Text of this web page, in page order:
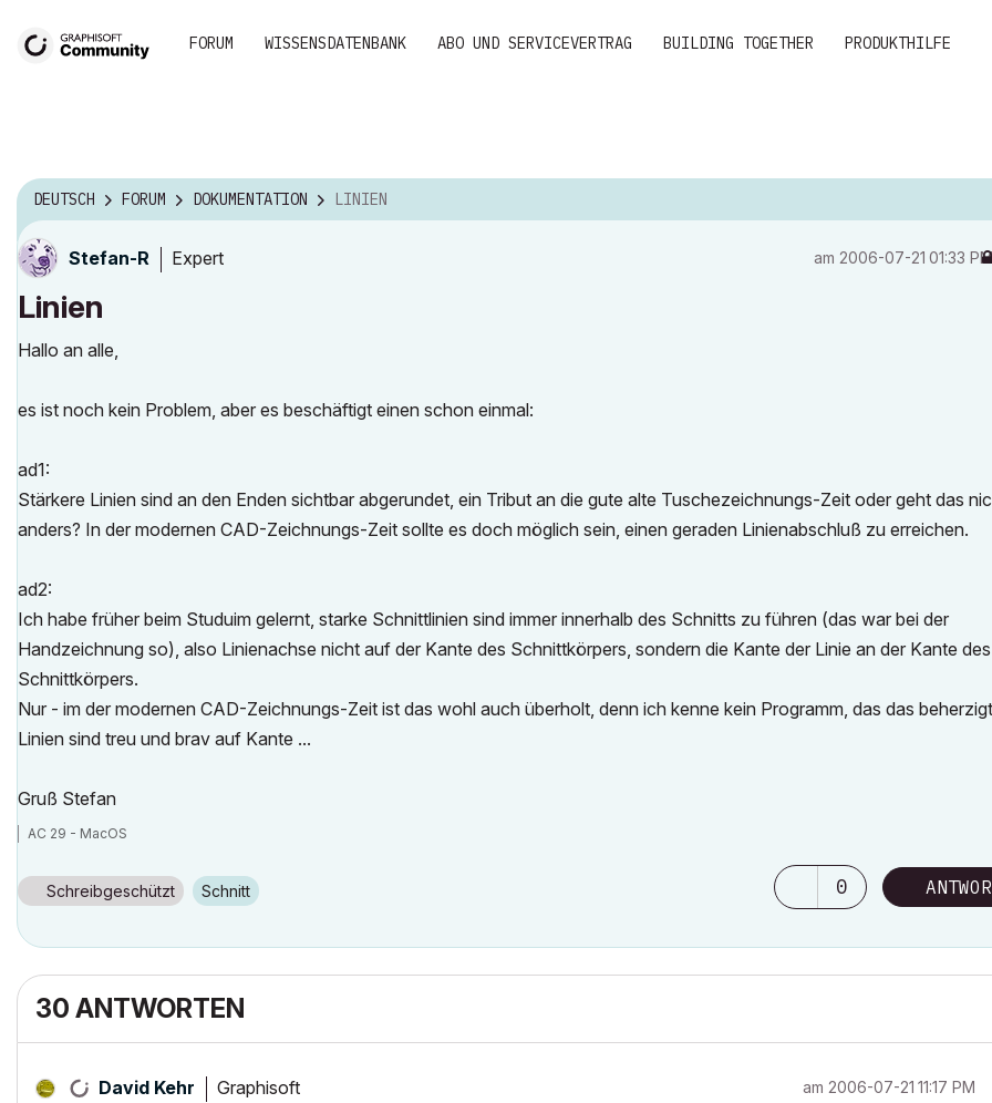
FORUM WISSENSDATENBANK ABO UND SERVICEVERTRAG BUILDING TOGETHER PRODUKTHILFE
DEUTSCH FORUM DOKUMENTATION LINIEN
Stefan-R Expert am ‎2006-07-21 01:33 PM
Linien
Hallo an alle,
es ist noch kein Problem, aber es beschäftigt einen schon einmal:
ad1:
Stärkere Linien sind an den Enden sichtbar abgerundet, ein Tribut an die gute alte Tuschezeichnungs-Zeit oder geht das
anders? In der modernen CAD-Zeichnungs-Zeit sollte es doch möglich sein, einen geraden Linienabschluß zu erreichen.
ad2:
Ich habe früher beim Studuim gelernt, starke Schnittlinien sind immer innerhalb des Schnitts zu führen (das war bei der
Handzeichnung so), also Linienachse nicht auf der Kante des Schnittkörpers, sondern die Kante der Linie an der Kante des
Schnittkörpers.
Nur - im der modernen CAD-Zeichnungs-Zeit ist das wohl auch überholt, denn ich kenne kein Programm, das das
Linien sind treu und brav auf Kante ...
Gruß Stefan
AC 29 - MacOS
Schreibgeschützt Schnitt 0
30 ANTWORTEN
David Kehr Graphisoft am ‎2006-07-21 11:17 PM